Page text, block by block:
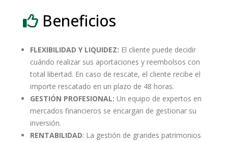
Beneficios
FLEXIBILIDAD Y LIQUIDEZ: El cliente puede decidir
cuándo realizar sus aportaciones y reembolsos con
total libertad. En caso de rescate, el cliente recibe el
importe rescatado en un plazo de 48 horas.
GESTIÓN PROFESIONAL: Un equipo de expertos en
mercados financieros se encargan de gestionar su
inversión.
RENTABILIDAD: La gestión de grandes patrimonios